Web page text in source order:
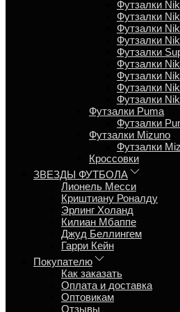
Футзалки
Футзалки
Футзалки
Футзалки
Футзалки
Футзалки
Футзалки
Футзалки
Футзалки
Футзалки Puma
Футзалки
Футзалки Mizuno
Футзалки
Кроссовки
ЗВЕЗДЫ ФУТБОЛА
Лионель Месси
Криштиану Роналду
Эрлинг Холанд
Килиан Мбаппе
Джуд Беллингем
Гарри Кейн
Покупателю
Как заказать
Оплата и доставка
Оптовикам
Отзывы